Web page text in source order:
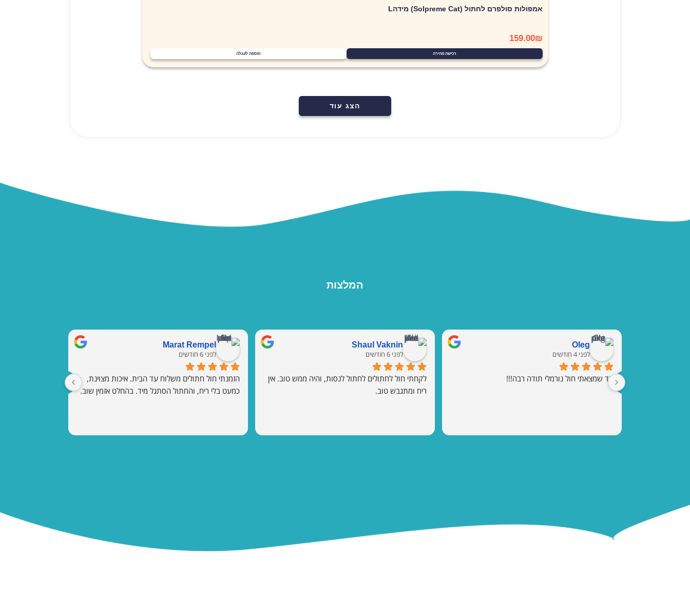
אמפולות סולפרם לחתול (Solpreme Cat) מידהL
₪
159.00
רכישה מהירה הוספה לעגלה
הצג עוד
המלצות
Oleg
לפני 4 חודשים
עד שמצאתי חול נורמלי תודה רבה!!!
Shaul Vaknin
לפני 6 חודשים
ריח ומתגבש טוב.
Marat Rempel
לפני 6 חודשים
כמעט בלי ריח, והחתול הסתגל מיד. בהחלט אזמין שוב.